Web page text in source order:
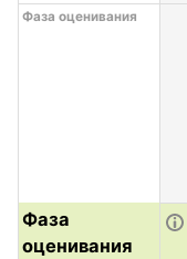
Фаза оценивания
Фаза
оценивания